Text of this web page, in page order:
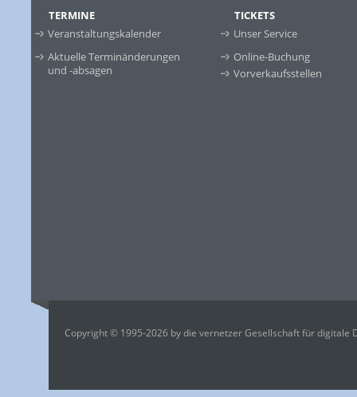
TERMINE
Veranstaltungskalender
Aktuelle Terminänderungen
und -absagen
TICKETS
Unser Service
Online-Buchung
Vorverkaufsstellen
Copyright © 1995-2026 by die vernetzer Gesellschaft für digitale